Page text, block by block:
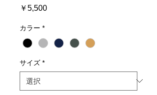
￥5,500価
カラー *
サイズ *